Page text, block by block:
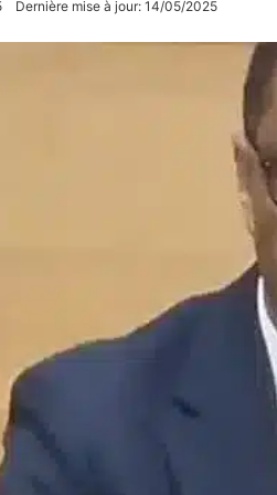
Dernière mise à jour: 14/05/2025